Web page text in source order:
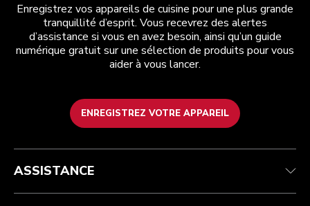
Enregistrez vos appareils de cuisine pour une plus grande
tranquillité d’esprit. Vous recevrez des alertes
d’assistance si vous en avez besoin, ainsi qu’un guide
numérique gratuit sur une sélection de produits pour vous
aider à vous lancer.
ENREGISTREZ VOTRE APPAREIL
Health Check
Suivez votre commande
Garantie et documents
Recupel
Conditions générales de vente
Retours et remboursements
Imprint
ODR
La marque
Trouver une boutique
ASSISTANCE